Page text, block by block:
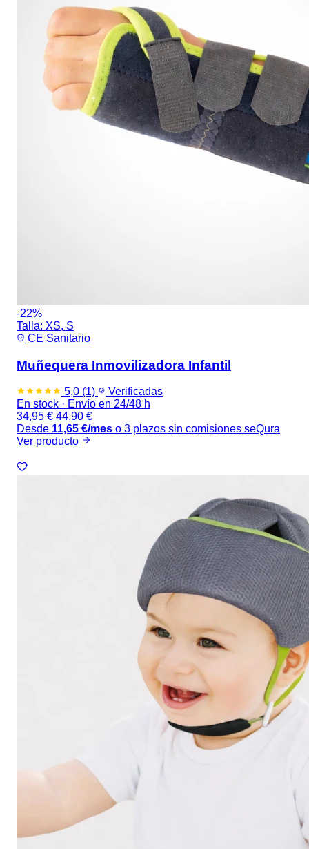
-22%
Talla: XS, S
CE Sanitario
Muñequera Inmovilizadora Infantil
5,0 (1)
Verificadas
En stock · Envío en 24/48 h
34,95 € 44,90 €
Desde 11,65 €/mes o 3 plazos sin comisiones seQura
Ver producto